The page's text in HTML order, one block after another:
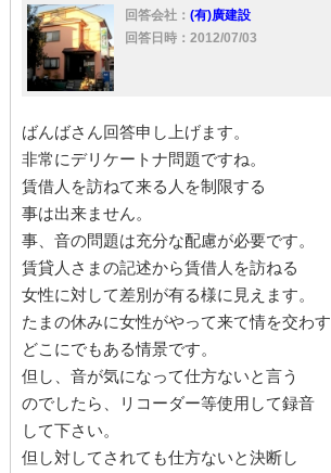
契約者
管理会社
回答会社： (有)廣建設
回答日時：2012/07/03
ばんばさん回答申し上げます。
非常にデリケートナ問題ですね。
賃借人を訪ねて来る人を制限する
事は出来ません。
事、音の問題は充分な配慮が必要です。
賃貸人さまの記述から賃借人を訪ねる
女性に対して差別が有る様に見えます。
たまの休みに女性がやって来て情を交わす
どこにでもある情景です。
但し、音が気になって仕方ないと言う
のでしたら、リコーダー等使用して録音
して下さい。
但し対してされても仕方ないと決断し